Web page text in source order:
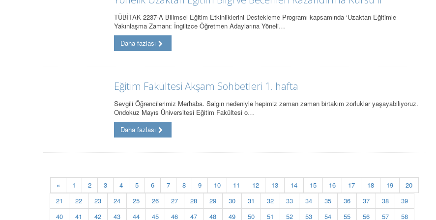
TÜBİTAK 2237-A Bilimsel Eğitim Etkinliklerini Destekleme Programı kapsamında ‘Uzaktan Eğitimle
Yakınlaşma Zamanı: İngilizce Öğretmen Adaylarına Yöneli…
Daha fazlası
Eğitim Fakültesi Akşam Sohbetleri 1. hafta
Sevgili Öğrencilerimiz Merhaba. Salgın nedeniyle hepimiz zaman zaman birtakım zorluklar yaşayabiliyoruz.
Ondokuz Mayıs Üniversitesi Eğitim Fakültesi o…
Daha fazlası
« 1 2 3 4 5 6 7 8 9 10 11 12 13 14 15 16 17 18 19
20
21
22 23 24 25 26 27 28 29 30 31 32 33 34 35 36 37 38
39
40
41 42 43 44 45 46 47 48 49 50 51 52 53 54 55 56 57 58